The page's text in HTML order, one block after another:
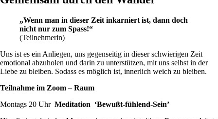
„Wenn man in dieser Zeit inkarniert ist, dann doch
nicht nur zum Spass!“
(Teilnehmerin)
Uns ist es ein Anliegen, uns gegenseitig in dieser schwierigen Zeit
emotional abzuholen und darin zu unterstützen, mit uns selbst in der
Liebe zu bleiben. Sodass es möglich ist, innerlich weich zu bleiben.
Teilnahme im Zoom – Raum
Montags 20 Uhr Meditation ‘Bewußt-fühlend-Sein’